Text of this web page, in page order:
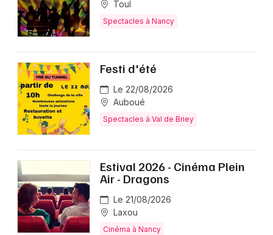
Toul
Spectacles à Nancy
Festi d'été
Le 22/08/2026
Auboué
Spectacles à Val de Briey
Estival 2026 - Cinéma Plein
Air - Dragons
Le 21/08/2026
Laxou
Cinéma à Nancy